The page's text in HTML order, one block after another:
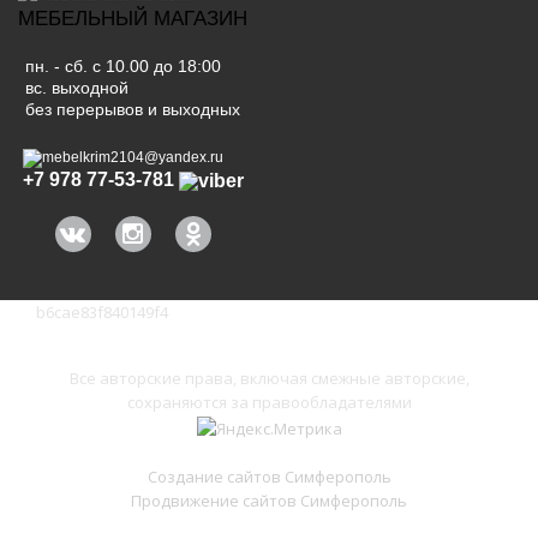
МЕБЕЛЬНЫЙ МАГАЗИН
пн. - сб. с 10.00 до 18:00
вс. выходной
без перерывов и выходных
mebelkrim2104@yandex.ru
+7 978 77-53-781
b6cae83f840149f4
Все авторские права, включая смежные авторские,
сохраняются за правообладателями
Создание сайтов Симферополь
Продвижение сайтов Симферополь